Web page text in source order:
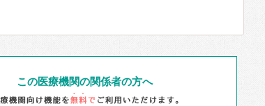
この医療機関の関係者の方へ